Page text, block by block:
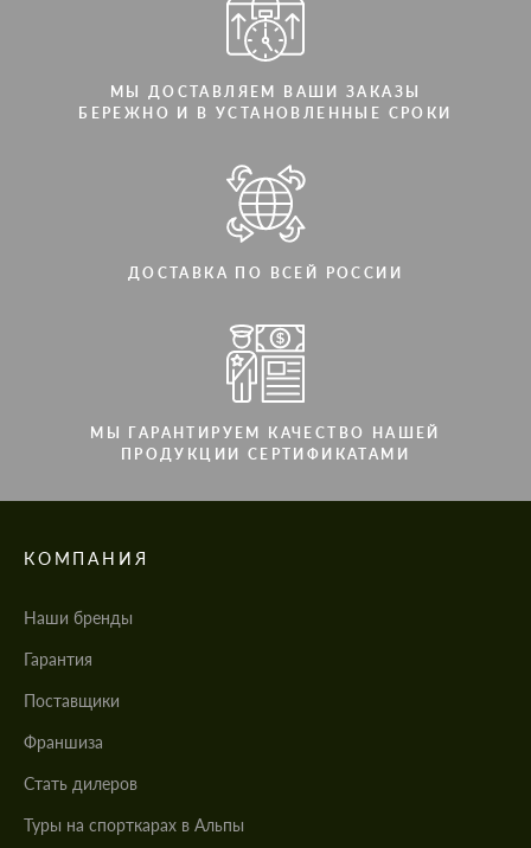
МЫ ДОСТАВЛЯЕМ ВАШИ ЗАКАЗЫ
БЕРЕЖНО И В УСТАНОВЛЕННЫЕ СРОКИ
ДОСТАВКА ПО ВСЕЙ РОССИИ
МЫ ГАРАНТИРУЕМ КАЧЕСТВО НАШЕЙ
ПРОДУКЦИИ СЕРТИФИКАТАМИ
КОМПАНИЯ
Наши бренды
Гарантия
Поставщики
Франшиза
Стать дилеров
Туры на спорткарах в Альпы